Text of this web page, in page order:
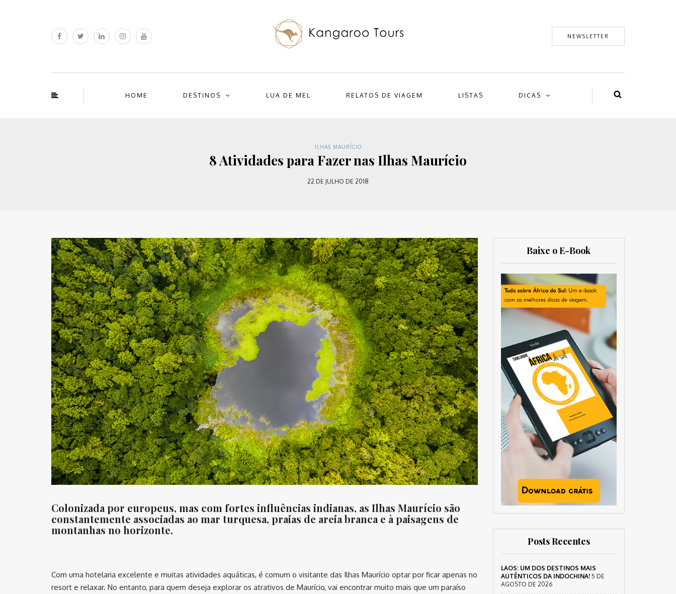
NEWSLETTER
HOME DESTINOS LUA DE MEL RELATOS DE VIAGEM LISTAS DICAS
ILHAS MAURÍCIO
8 Atividades para Fazer nas Ilhas Maurício
22 DE JULHO DE 2018
Colonizada por europeus, mas com fortes influências indianas, as Ilhas Maurício são
constantemente associadas ao mar turquesa, praias de areia branca e à paisagens de
montanhas no horizonte.
Com uma hotelaria excelente e muitas atividades aquáticas, é comum o visitante das Ilhas Maurício optar por ficar apenas no
resort e relaxar. No entanto, para quem deseja explorar os atrativos de Maurício, vai encontrar muito mais que um paraíso
Baixe o E-Book
Posts Recentes
LAOS: UM DOS DESTINOS MAIS
AUTÊNTICOS DA INDOCHINA! 5 DE
AGOSTO DE 2026